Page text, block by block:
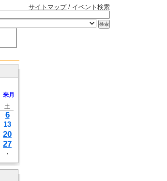
サイトマップ/ イベント検索
来月
土
6
13
20
27
・